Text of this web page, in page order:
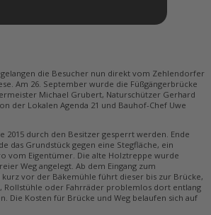
die Besucher nun direkt vom Zehlendorfer
Am 26. September wurde die Füßgängerbrücke
Michael Grubert, Naturschützer Gerhard
der Lokalen Agenda 21 und Bauhof-Chef Uwe
2015 durch den Besitzer gesperrt werden. Ende
das Grundstück gegen eine Stegfläche, ein
vom Eigentümer. Die alte Holztreppe wurde
Weg angelegt. Ab dem Eingang zum
kurz vor der Bäkemühle führt dieser bis zur Brücke,
Rollstühle oder Fahrräder problemlos dort entlang
Die Kosten für Brücke und Weg belaufen sich auf